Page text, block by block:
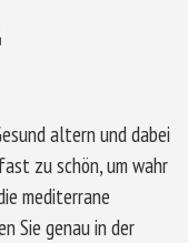
altern und dabei
zu schön, um wahr
mediterrane
Sie genau in der